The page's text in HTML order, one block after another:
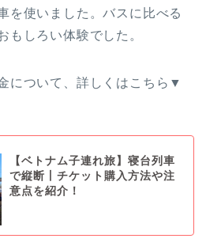
を使いました。バスに比べる
もしろい体験でした。
について、詳しくはこちら▼
【ベトナム子連れ旅】寝台列車
で縦断丨チケット購入方法や注
意点を紹介！